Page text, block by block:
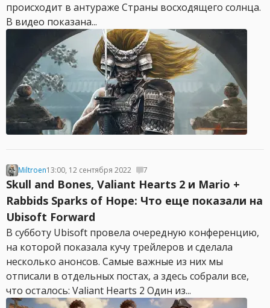
происходит в антураже Страны восходящего солнца.
В видео показана...
Miltroen13:00, 12 сентября 2022 7
Skull and Bones, Valiant Hearts 2 и Mario +
Rabbids Sparks of Hope: Что еще показали на
Ubisoft Forward
В субботу Ubisoft провела очередную конференцию,
на которой показала кучу трейлеров и сделала
несколько анонсов. Самые важные из них мы
отписали в отдельных постах, а здесь собрали все,
что осталось: Valiant Hearts 2 Один из...